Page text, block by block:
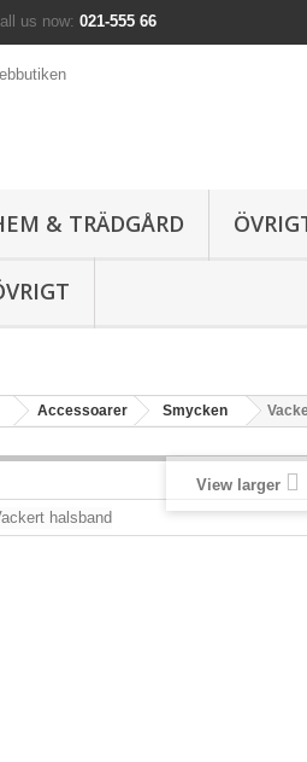
us now: 021-555 66
& TRÄDGÅRD
Accessoarer Smycken
View larger